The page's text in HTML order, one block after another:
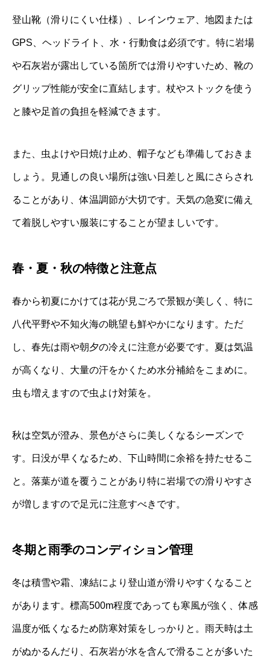
登山靴（滑りにくい仕様）、レインウェア、地図または
GPS、ヘッドライト、水・行動食は必須です。特に岩場
や石灰岩が露出している箇所では滑りやすいため、靴の
グリップ性能が安全に直結します。杖やストックを使う
と膝や足首の負担を軽減できます。
また、虫よけや日焼け止め、帽子なども準備しておきま
しょう。見通しの良い場所は強い日差しと風にさらされ
ることがあり、体温調節が大切です。天気の急変に備え
て着脱しやすい服装にすることが望ましいです。
春・夏・秋の特徴と注意点
春から初夏にかけては花が見ごろで景観が美しく、特に
八代平野や不知火海の眺望も鮮やかになります。ただ
し、春先は雨や朝夕の冷えに注意が必要です。夏は気温
が高くなり、大量の汗をかくため水分補給をこまめに。
虫も増えますので虫よけ対策を。
秋は空気が澄み、景色がさらに美しくなるシーズンで
す。日没が早くなるため、下山時間に余裕を持たせるこ
と。落葉が道を覆うことがあり特に岩場での滑りやすさ
が増しますので足元に注意すべきです。
冬期と雨季のコンディション管理
冬は積雪や霜、凍結により登山道が滑りやすくなること
があります。標高500m程度であっても寒風が強く、体感
温度が低くなるため防寒対策をしっかりと。雨天時は土
がぬかるんだり、石灰岩が水を含んで滑ることが多いた